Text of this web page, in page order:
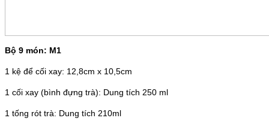
Bộ 9 món: M1
1 kệ để cối xay: 12,8cm x 10,5cm
1 cối xay (bình đựng trà): Dung tích 250 ml
1 tống rót trà: Dung tích 210ml